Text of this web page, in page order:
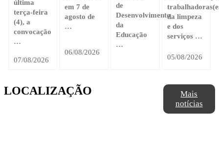
última
terça-feira
(4), a
convocação
…
07/08/2026
em 7 de
agosto de
…
06/08/2026
de
Desenvolvimento
da
Educação
…
da limpeza
e dos
serviços …
05/08/2026
Mais
notícias
LOCALIZAÇÃO